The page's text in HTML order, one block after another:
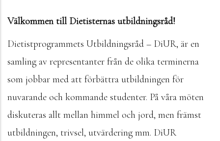
Välkommen till Dietisternas utbildningsråd!
Dietistprogrammets Utbildningsråd – DiUR, är en
samling av representanter från de olika terminerna
som jobbar med att förbättra utbildningen för
nuvarande och kommande studenter. På våra möten
diskuteras allt mellan himmel och jord, men främst
utbildningen, trivsel, utvärdering mm. DiUR